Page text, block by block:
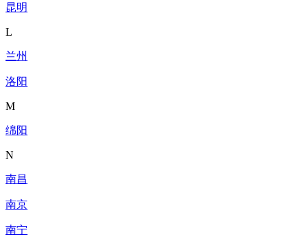
昆明
L
兰州
洛阳
M
绵阳
N
南昌
南京
南宁